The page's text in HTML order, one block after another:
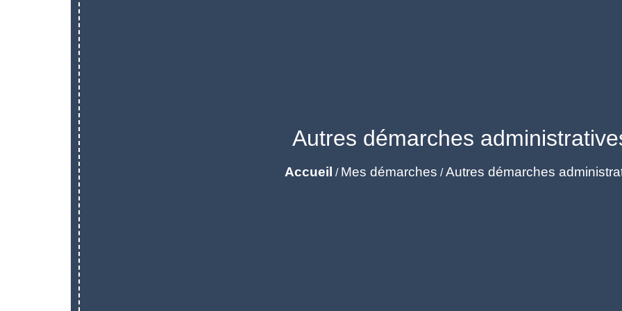
Autres démarches
Accueil / Mes démarches /Autres démarches